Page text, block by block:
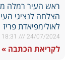
ראש העיר רמלה
הצלחה לנציגי
לאולימפיאדת פריז
24/07/2024
לקריאת הכתבה »